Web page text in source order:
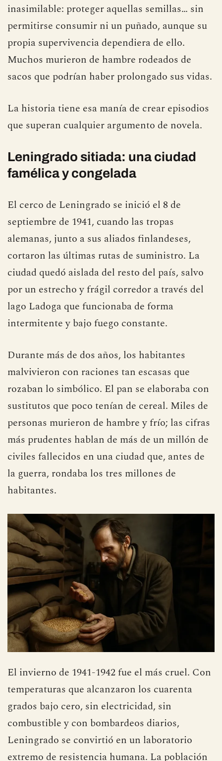
inasimilable: proteger aquellas semillas… sin
permitirse consumir ni un puñado, aunque su
propia supervivencia dependiera de ello.
Muchos murieron de hambre rodeados de
sacos que podrían haber prolongado sus vidas.
La historia tiene esa manía de crear episodios
que superan cualquier argumento de novela.
Leningrado sitiada: una ciudad
famélica y congelada
El cerco de Leningrado se inició el 8 de
septiembre de 1941, cuando las tropas
alemanas, junto a sus aliados finlandeses,
cortaron las últimas rutas de suministro. La
ciudad quedó aislada del resto del país, salvo
por un estrecho y frágil corredor a través del
lago Ladoga que funcionaba de forma
intermitente y bajo fuego constante.
Durante más de dos años, los habitantes
malvivieron con raciones tan escasas que
rozaban lo simbólico. El pan se elaboraba con
sustitutos que poco tenían de cereal. Miles de
personas murieron de hambre y frío; las cifras
más prudentes hablan de más de un millón de
civiles fallecidos en una ciudad que, antes de
la guerra, rondaba los tres millones de
habitantes.
El invierno de 1941-1942 fue el más cruel. Con
temperaturas que alcanzaron los cuarenta
grados bajo cero, sin electricidad, sin
combustible y con bombardeos diarios,
Leningrado se convirtió en un laboratorio
extremo de resistencia humana. La población